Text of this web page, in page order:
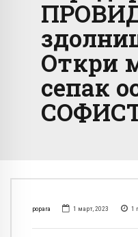
Откри
сепак
popara 1 март, 2023 1